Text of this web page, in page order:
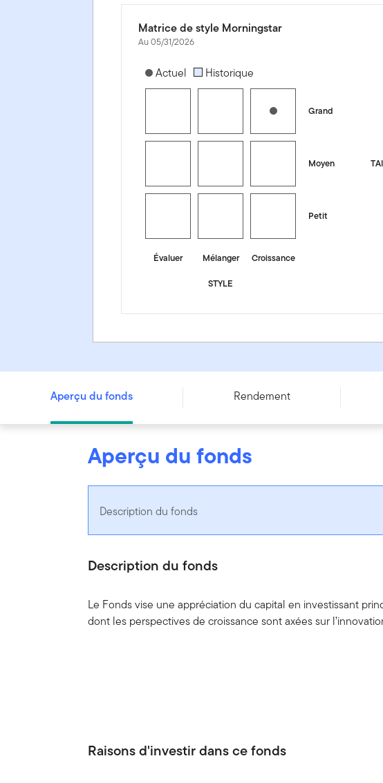
Matrice de style Morningstar
Au 05/31/2026
[products.morningstar-stylebox-title-sr-equity]
Actuel Historique
Grand
Moyen
Petit
Évaluer Mélanger
Croissance
STYLE
Aperçu du fonds Rendement
Aperçu du fonds
Description du fonds
Description du fonds
Le Fonds vise une appréciation du capital en investissant
dont les perspectives de croissance sont axées sur
Raisons d'investir dans ce fonds